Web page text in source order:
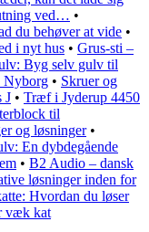
ved… •
du behøver at vide •
i nyt hus • Grus-sti –
Byg selv gulv til
Nyborg • Skruer og
J • Træf i Jyderup 4450
til
og løsninger•
En dybdegående
• B2 Audio – dansk
løsninger inden for
Hvordan du løser
væk kat